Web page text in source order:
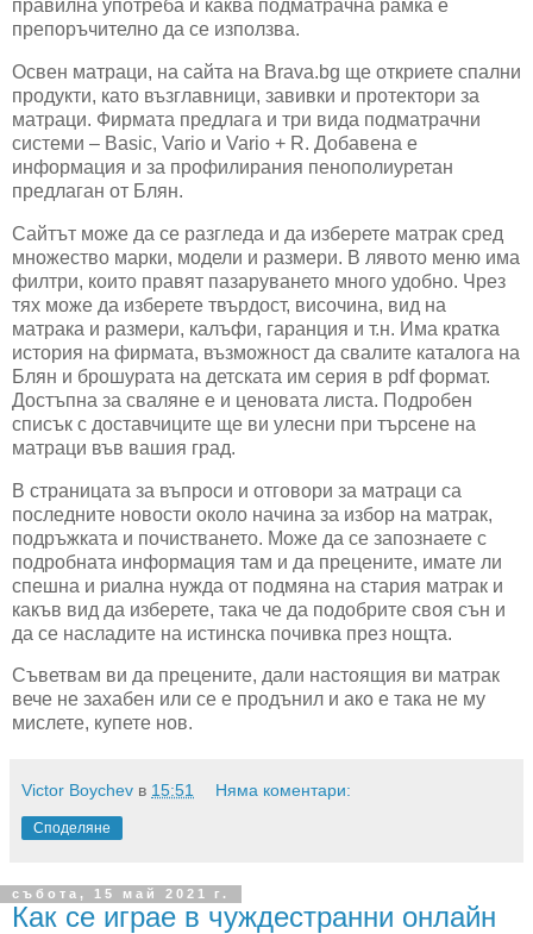
правилна употреба и каква подматрачна рамка е
препоръчително да се използва.
Освен матраци, на сайта на Brava.bg ще откриете спални
продукти, като възглавници, завивки и протектори за
матраци. Фирмата предлага и три вида подматрачни
системи – Basic, Vario и Vario + R. Добавена е
информация и за профилирания пенополиуретан
предлаган от Блян.
Сайтът може да се разгледа и да изберете матрак сред
множество марки, модели и размери. В лявото меню има
филтри, които правят пазаруването много удобно. Чрез
тях може да изберете твърдост, височина, вид на
матрака и размери, калъфи, гаранция и т.н. Има кратка
история на фирмата, възможност да свалите каталога на
Блян и брошурата на детската им серия в pdf формат.
Достъпна за сваляне е и ценовата листа. Подробен
списък с доставчиците ще ви улесни при търсене на
матраци във вашия град.
В страницата за въпроси и отговори за матраци са
последните новости около начина за избор на матрак,
подръжката и почистването. Може да се запознаете с
подробната информация там и да прецените, имате ли
спешна и риална нужда от подмяна на стария матрак и
какъв вид да изберете, така че да подобрите своя сън и
да се насладите на истинска почивка през нощта.
Съветвам ви да прецените, дали настоящия ви матрак
вече не захабен или се е продънил и ако е така не му
мислете, купете нов.
Victor Boychev в 15:51 Няма коментари:
Споделяне
събота, 15 май 2021 г.
Как се играе в чуждестранни онлайн